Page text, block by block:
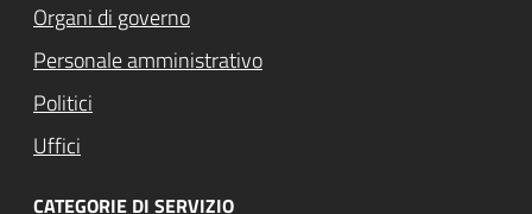
Organi di governo
Personale amministrativo
Politici
Uffici
CATEGORIE DI SERVIZIO